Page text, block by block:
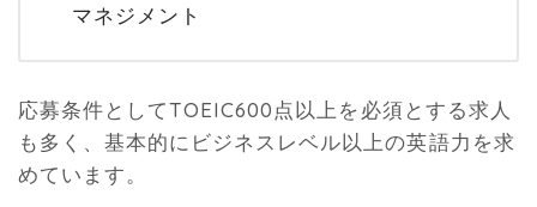
マネジメント
応募条件としてTOEIC600点以上を必須とする求人
も多く、基本的にビジネスレベル以上の英語力を求
めています。